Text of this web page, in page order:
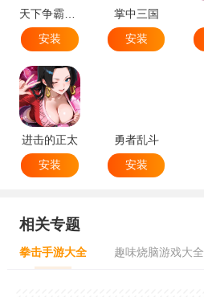
天下争霸三国志
安装
掌中三国
安装
进击的正太
安装
勇者乱斗
安装
相关专题
拳击手游大全 趣味烧脑游戏大全